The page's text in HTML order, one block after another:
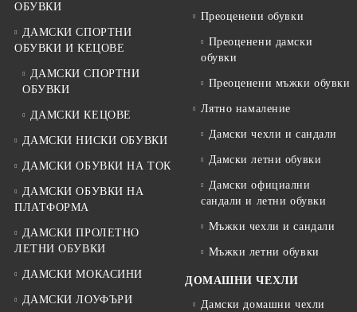
ОБУВКИ
ДАМСКИ СПОРТНИ
ОБУВКИ И КЕЦОВЕ
ДАМСКИ СПОРТНИ
ОБУВКИ
ДАМСКИ КЕЦОВЕ
ДАМСКИ НИСКИ ОБУВКИ
ДАМСКИ ОБУВКИ НА ТОК
ДАМСКИ ОБУВКИ НА
ПЛАТФОРМА
ДАМСКИ ПРОЛЕТНО
ЛЕТНИ ОБУВКИ
ДАМСКИ МОКАСИНИ
ДАМСКИ ЛОУФЪРИ
Преоценени обувки
Преоценени дамски
обувки
Преоценени мъжки обувки
Лятно намаление
Дамски чехли и сандали
Дамски летни обувки
Дамски официални
сандали и летни обувки
Мъжки чехли и сандали
Мъжки летни обувки
ДОМАШНИ ЧЕХЛИ
Дамски домашни чехли